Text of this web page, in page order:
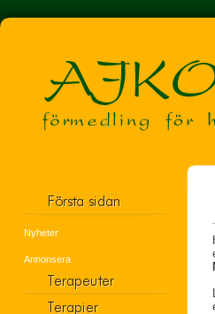
Nyheter
Annonsera